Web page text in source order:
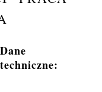
Dane
techniczne: